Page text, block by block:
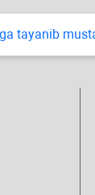
tayanib